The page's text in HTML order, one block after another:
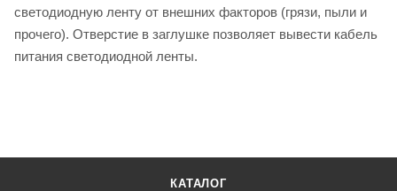
светодиодную ленту от внешних факторов (грязи, пыли и
прочего). Отверстие в заглушке позволяет вывести кабель
питания светодиодной ленты.
КАТАЛОГ